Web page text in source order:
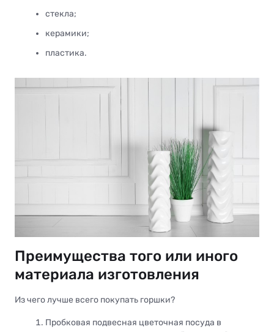
стекла;
керамики;
пластика.
Преимущества того или иного
материала изготовления
Из чего лучше всего покупать горшки?
Пробковая подвесная цветочная посуда в